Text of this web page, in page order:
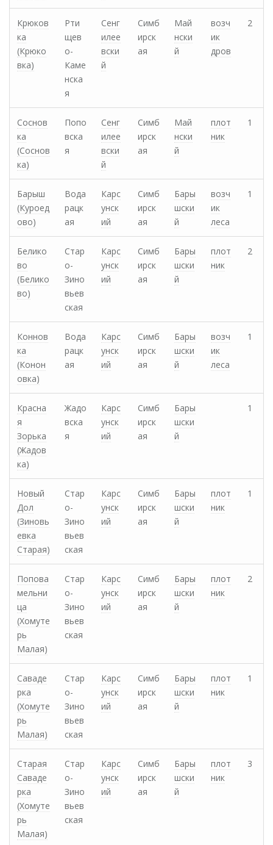
Крюков
ка
(Крюко
вка)
Рти
щев
о-
Каме
нска
я
Сенг
илее
вски
й
Симб
ирск
ая
Май
нски
й
возч
ик
дров
2
Соснов
ка
(Соснов
ка)
Попо
вска
я
Сенг
илее
вски
й
Симб
ирск
ая
Май
нски
й
плот
ник
1
Барыш
(Куроед
ово)
Вода
рацк
ая
Карс
унск
ий
Симб
ирск
ая
Бары
шски
й
возч
ик
леса
1
Белико
во
(Белико
во)
Стар
о-
Зино
вьев
ская
Карс
унск
ий
Симб
ирск
ая
Бары
шски
й
плот
ник
2
Коннов
ка
(Конон
овка)
Вода
рацк
ая
Карс
унск
ий
Симб
ирск
ая
Бары
шски
й
возч
ик
леса
1
Красна
я
Зорька
(Жадов
ка)
Жадо
вска
я
Карс
унск
ий
Симб
ирск
ая
Бары
шски
й
1
Новый
Дол
(Зиновь
евка
Старая)
Стар
о-
Зино
вьев
ская
Карс
унск
ий
Симб
ирск
ая
Бары
шски
й
плот
ник
1
Попова
мельни
ца
(Хомуте
рь
Малая)
Стар
о-
Зино
вьев
ская
Карс
унск
ий
Симб
ирск
ая
Бары
шски
й
плот
ник
2
Саваде
рка
(Хомуте
рь
Малая)
Стар
о-
Зино
вьев
ская
Карс
унск
ий
Симб
ирск
ая
Бары
шски
й
плот
ник
1
Старая
Саваде
рка
(Хомуте
рь
Малая)
Стар
о-
Зино
вьев
ская
Карс
унск
ий
Симб
ирск
ая
Бары
шски
й
плот
ник
3